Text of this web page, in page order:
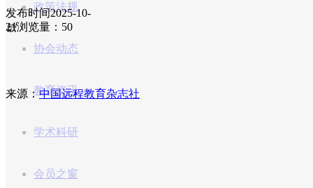
政策法规
协会动态
教育资讯
学术科研
会员之窗
发布时间2025-10-
21
넶浏览量：50
来源：中国远程教育杂志社